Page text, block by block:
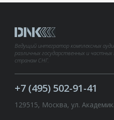
Ведущий интегратор комплексных
различных государственных и
странам СНГ.
+7 (495) 502-91-41
129515, Москва, ул.